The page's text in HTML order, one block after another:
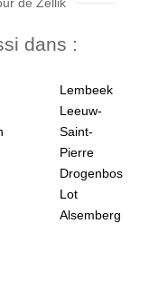
dans :
Lembeek
Leeuw-
Saint-
Pierre
Drogenbos
Lot
Alsemberg